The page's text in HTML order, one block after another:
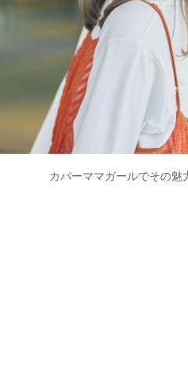
カバーママガールでその